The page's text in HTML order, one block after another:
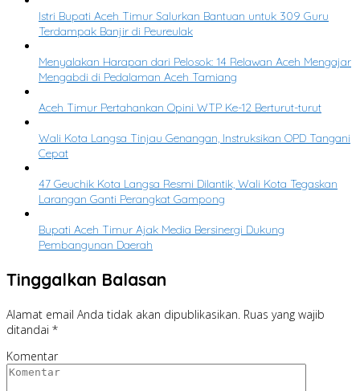
Istri Bupati Aceh Timur Salurkan Bantuan untuk 309 Guru
Terdampak Banjir di Peureulak
Menyalakan Harapan dari Pelosok: 14 Relawan Aceh Mengajar
Mengabdi di Pedalaman Aceh Tamiang
Aceh Timur Pertahankan Opini WTP Ke-12 Berturut-turut
Wali Kota Langsa Tinjau Genangan, Instruksikan OPD Tangani
Cepat
47 Geuchik Kota Langsa Resmi Dilantik, Wali Kota Tegaskan
Larangan Ganti Perangkat Gampong
Bupati Aceh Timur Ajak Media Bersinergi Dukung
Pembangunan Daerah
Tinggalkan Balasan
Alamat email Anda tidak akan dipublikasikan. Ruas yang wajib
ditandai *
Komentar